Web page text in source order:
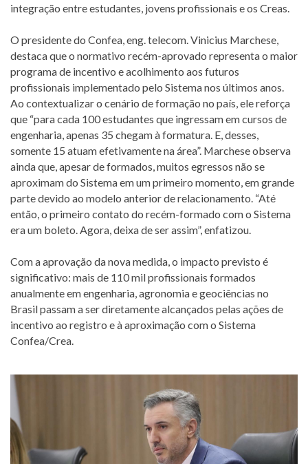
integração entre estudantes, jovens profissionais e os Creas.
O presidente do Confea, eng. telecom. Vinicius Marchese,
destaca que o normativo recém-aprovado representa o maior
programa de incentivo e acolhimento aos futuros
profissionais implementado pelo Sistema nos últimos anos.
Ao contextualizar o cenário de formação no país, ele reforça
que “para cada 100 estudantes que ingressam em cursos de
engenharia, apenas 35 chegam à formatura. E, desses,
somente 15 atuam efetivamente na área”. Marchese observa
ainda que, apesar de formados, muitos egressos não se
aproximam do Sistema em um primeiro momento, em grande
parte devido ao modelo anterior de relacionamento. “Até
então, o primeiro contato do recém-formado com o Sistema
era um boleto. Agora, deixa de ser assim”, enfatizou.
Com a aprovação da nova medida, o impacto previsto é
significativo: mais de 110 mil profissionais formados
anualmente em engenharia, agronomia e geociências no
Brasil passam a ser diretamente alcançados pelas ações de
incentivo ao registro e à aproximação com o Sistema
Confea/Crea.